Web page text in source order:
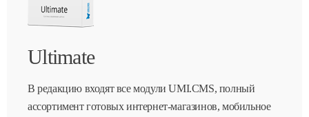
Ultimate
В редакцию входят все модули UMI.CMS, полный
ассортимент готовых интернет-магазинов, мобильное